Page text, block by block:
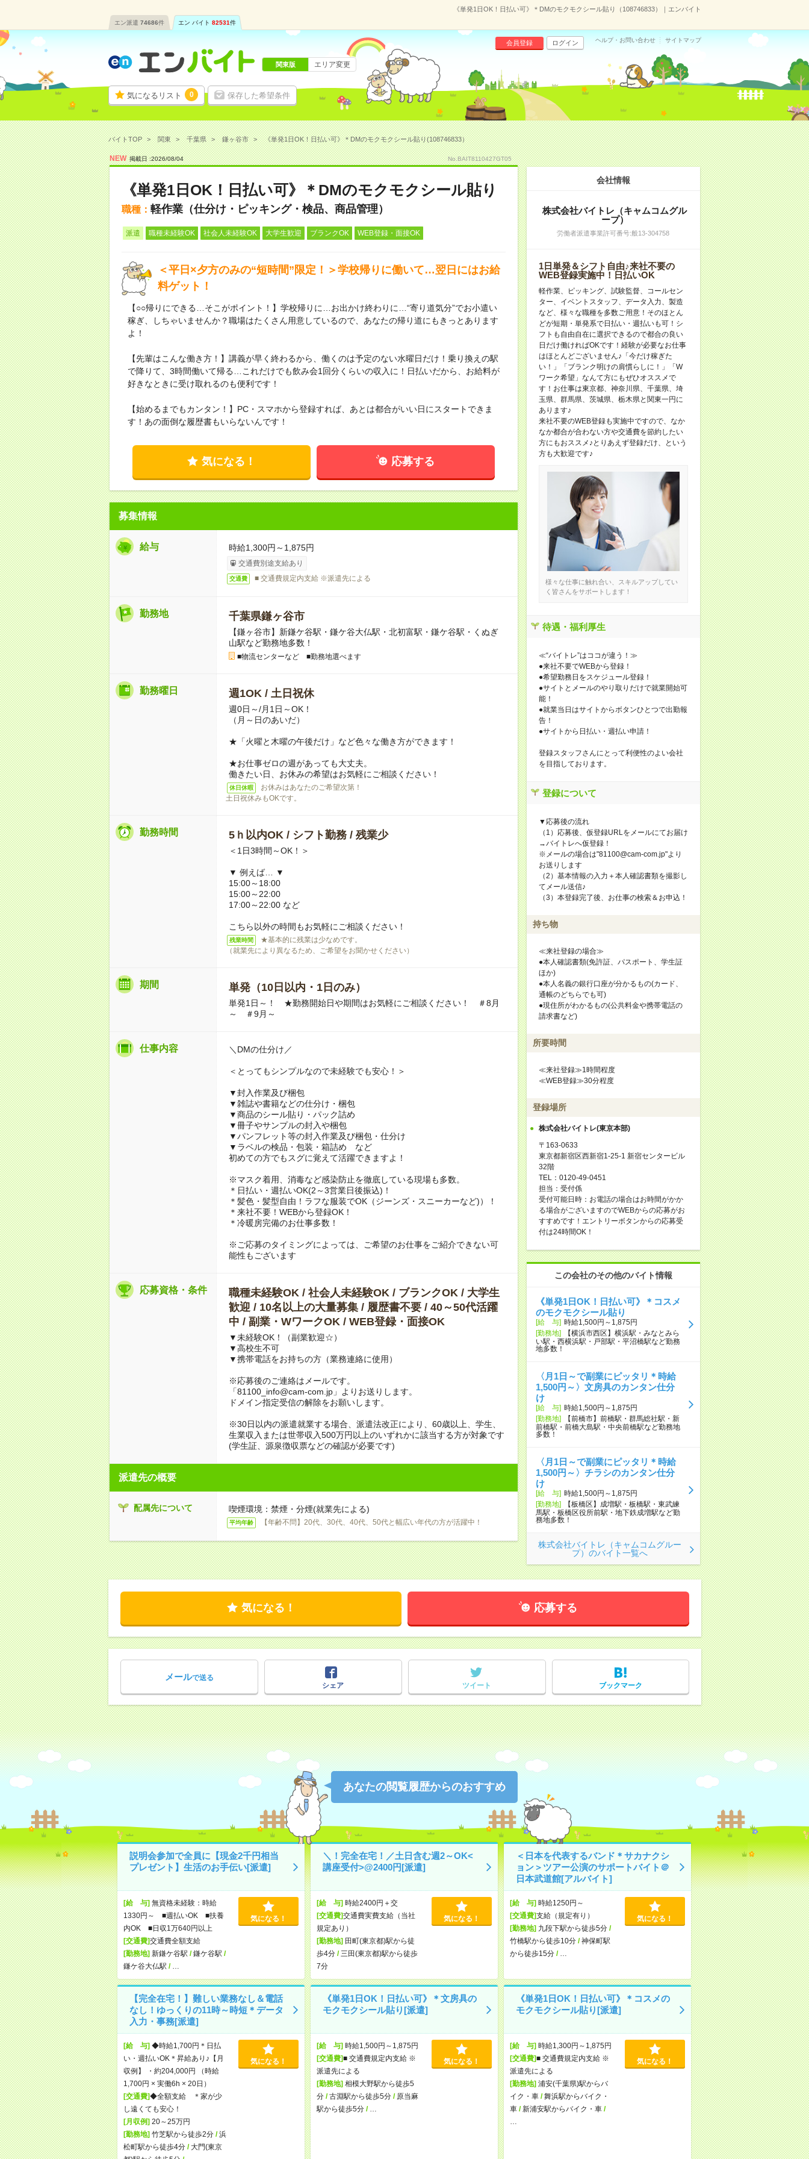
《単発1日OK！日払い可》＊DMのモクモクシール貼り（108746833）｜エンバイト
エン派遣 74686件 エン バイト 82531件
気になるリスト 0 保存した希望条件
会員登録 ログイン ヘルプ・お問い合わせ サイトマップ
関東版 エリア変更
バイトTOP 関東 千葉県 鎌ヶ谷市 《単発1日OK！日払い可》＊DMのモクモクシール貼り(108746833）
NEW 掲載日 :2026/08/04 No.BAIT8110427GT05
《単発1日OK！日払い可》＊DMのモクモクシール貼り
職種： 軽作業（仕分け・ピッキング・検品、商品管理）
派遣 職種未経験OK 社会人未経験OK 大学生歓迎 ブランクOK WEB登録・面接OK
＜平日×夕方のみの“短時間”限定！＞学校帰りに働いて…翌日にはお給
料ゲット！
【○○帰りにできる…そこがポイント！】学校帰りに…お出かけ終わりに…“寄り道気分”でお小遣い
稼ぎ、しちゃいませんか？職場はたくさん用意しているので、あなたの帰り道にもきっとあります
よ！
【先輩はこんな働き方！】講義が早く終わるから、働くのは予定のない水曜日だけ！乗り換えの駅
で降りて、3時間働いて帰る…これだけでも飲み会1回分くらいの収入に！日払いだから、お給料が
好きなときに受け取れるのも便利です！
【始めるまでもカンタン！】PC・スマホから登録すれば、あとは都合がいい日にスタートできま
す！あの面倒な履歴書もいらないんです！
気になる！ 応募する
募集情報
給与 時給1,300円～1,875円
交通費別途支給あり
交通費 ■ 交通費規定内支給 ※派遣先による
勤務地 千葉県鎌ヶ谷市
【鎌ヶ谷市】新鎌ケ谷駅・鎌ケ谷大仏駅・北初富駅・鎌ケ谷駅・くぬぎ
山駅など勤務地多数！
■物流センターなど ■勤務地選べます
勤務曜日 週1OK / 土日祝休
週0日～/月1日～OK！
（月～日のあいだ）
★「火曜と木曜の午後だけ」など色々な働き方ができます！
★お仕事ゼロの週があっても大丈夫。
働きたい日、お休みの希望はお気軽にご相談ください！
休日休暇
お休みはあなたのご希望次第！
土日祝休みもOKです。
勤務時間 5ｈ以内OK / シフト勤務 / 残業少
＜1日3時間～OK！＞
▼ 例えば… ▼
15:00～18:00
15:00～22:00
17:00～22:00 など
こちら以外の時間もお気軽にご相談ください！
残業時間
★基本的に残業は少なめです。
（就業先により異なるため、ご希望をお聞かせください）
期間 単発（10日以内・1日のみ）
単発1日～！ ★勤務開始日や期間はお気軽にご相談ください！ ＃8月
～ ＃9月～
仕事内容 ＼DMの仕分け／
＜とってもシンプルなので未経験でも安心！＞
▼封入作業及び梱包
▼雑誌や書籍などの仕分け・梱包
▼商品のシール貼り・パック詰め
▼冊子やサンプルの封入や梱包
▼パンフレット等の封入作業及び梱包・仕分け
▼ラベルの検品・包装・箱詰め など
初めての方でもスグに覚えて活躍できますよ！
※マスク着用、消毒など感染防止を徹底している現場も多数。
＊日払い・週払いOK(2～3営業日後振込)！
＊髪色・髪型自由！ラフな服装でOK（ジーンズ・スニーカーなど)）！
＊来社不要！WEBから登録OK！
＊冷暖房完備のお仕事多数！
※ご応募のタイミングによっては、ご希望のお仕事をご紹介できない可
能性もございます
応募資格・条件
職種未経験OK / 社会人未経験OK / ブランクOK / 大学生
歓迎 / 10名以上の大量募集 / 履歴書不要 / 40～50代活躍
中 / 副業・WワークOK / WEB登録・面接OK
▼未経験OK！（副業歓迎☆）
▼高校生不可
▼携帯電話をお持ちの方（業務連絡に使用）
※応募後のご連絡はメールです。
「81100_info@cam-com.jp」よりお送りします。
ドメイン指定受信の解除をお願いします。
※30日以内の派遣就業する場合、派遣法改正により、60歳以上、学生、
生業収入または世帯収入500万円以上のいずれかに該当する方が対象です
(学生証、源泉徴収票などの確認が必要です)
派遣先の概要
配属先について 喫煙環境：禁煙・分煙(就業先による)
平均年齢 【年齢不問】20代、30代、40代、50代と幅広い年代の方が活躍中！
会社情報
株式会社バイトレ（キャムコムグル
ープ）
労働者派遣事業許可番号:般13-304758
1日単発＆シフト自由♪来社不要の
WEB登録実施中！日払いOK
軽作業、ピッキング、試験監督、コールセン
ター、イベントスタッフ、データ入力、製造
など、様々な職種を多数ご用意！そのほとん
どが短期・単発系で日払い・週払いも可！シ
フトも自由自在に選択できるので都合の良い
日だけ働ければOKです！経験が必要なお仕事
はほとんどございません♪「今だけ稼ぎた
い！」「ブランク明けの肩慣らしに！」「W
ワーク希望」なんて方にもぜひオススメで
す！お仕事は東京都、神奈川県、千葉県、埼
玉県、群馬県、茨城県、栃木県と関東一円に
あります♪
来社不要のWEB登録も実施中ですので、なか
なか都合が合わない方や交通費を節約したい
方にもおススメ♪とりあえず登録だけ、という
方も大歓迎です♪
様々な仕事に触れ合い、スキルアップしてい
く皆さんをサポートします！
待遇・福利厚生
≪“バイトレ”はココが違う！≫
●来社不要でWEBから登録！
●希望勤務日をスケジュール登録！
●サイトとメールのやり取りだけで就業開始可
能！
●就業当日はサイトからボタンひとつで出勤報
告！
●サイトから日払い・週払い申請！
登録スタッフさんにとって利便性のよい会社
を目指しております。
登録について
▼応募後の流れ
（1）応募後、仮登録URLをメールにてお届け
→バイトレへ仮登録！
※メールの場合は"81100@cam-com.jp"より
お送りします
（2）基本情報の入力＋本人確認書類を撮影し
てメール送信♪
（3）本登録完了後、お仕事の検索＆お申込！
持ち物
≪来社登録の場合≫
●本人確認書類(免許証、パスポート、学生証
ほか)
●本人名義の銀行口座が分かるもの(カード、
通帳のどちらでも可)
●現住所がわかるもの(公共料金や携帯電話の
請求書など)
所要時間
≪来社登録≫1時間程度
≪WEB登録≫30分程度
登録場所
株式会社バイトレ(東京本部)
〒163-0633
東京都新宿区西新宿1-25-1 新宿センタービル
32階
TEL：0120-49-0451
担当：受付係
受付可能日時：お電話の場合はお時間がかか
る場合がございますのでWEBからの応募がお
すすめです！エントリーボタンからの応募受
付は24時間OK！
この会社のその他のバイト情報
《単発1日OK！日払い可》＊コスメ
のモクモクシール貼り
[給 与] 時給1,500円～1,875円
[勤務地]
【横浜市西区】横浜駅・みなとみら
い駅・西横浜駅・戸部駅・平沼橋駅など勤務
地多数！
〈月1日～で副業にピッタリ＊時給
1,500円～〉文房具のカンタン仕分
け
[給 与] 時給1,500円～1,875円
[勤務地]
【前橋市】前橋駅・群馬総社駅・新
前橋駅・前橋大島駅・中央前橋駅など勤務地
多数！
〈月1日～で副業にピッタリ＊時給
1,500円～〉チラシのカンタン仕分
け
[給 与] 時給1,500円～1,875円
[勤務地]
【板橋区】成増駅・板橋駅・東武練
馬駅・板橋区役所前駅・地下鉄成増駅など勤
務地多数！
株式会社バイトレ（キャムコムグルー
プ）のバイト一覧へ
気になる！ 応募する
メールで送る
シェア
ツイート ブックマーク
あなたの閲覧履歴からのおすすめ
説明会参加で全員に【現金2千円相当
プレゼント】生活のお手伝い[派遣]
[給 与]無資格未経験：時給
1330円～ ■週払いOK ■扶養
内OK ■日収1万640円以上
[交通費]交通費全額支給
[勤務地]新鎌ケ谷駅 /鎌ケ谷駅 /
鎌ケ谷大仏駅 /
気になる！
＼！完全在宅！／土日含む週2～OK<
講座受付>@2400円[派遣]
[給 与]時給2400円＋交
[交通費]交通費実費支給（当社
規定あり）
[勤務地]田町(東京都)駅から徒
歩4分/ 三田(東京都)駅から徒歩
7分
気になる！
＜日本を代表するバンド＊サカナクシ
ョン＞ツアー公演のサポートバイト＠
日本武道館[アルバイト]
[給 与]時給1250円～
[交通費]支給（規定有り）
[勤務地]九段下駅から徒歩5分/
竹橋駅から徒歩10分/神保町駅
から徒歩15分/
気になる！
【完全在宅！】難しい業務なし＆電話
なし！ゆっくりの11時～時短＊データ
入力・事務[派遣]
[給 与]◆時給1,700円＊日払
い・週払いOK＊昇給あり♪【月
収例】 ・約204,000円 （時給
1,700円 × 実働6h × 20日）
[交通費]◆全額支給 ＊家が少
し遠くても安心！
[月収例]20～25万円
[勤務地]竹芝駅から徒歩2分/浜
松町駅から徒歩4分/ 大門(東京
気になる！
《単発1日OK！日払い可》＊文房具の
モクモクシール貼り[派遣]
[給 与]時給1,500円～1,875円
[交通費]■ 交通費規定内支給 ※
派遣先による
[勤務地]相模大野駅から徒歩5
分/古淵駅から徒歩5分/ 原当麻
駅から徒歩5分/
気になる！
《単発1日OK！日払い可》＊コスメの
モクモクシール貼り[派遣]
[給 与]時給1,300円～1,875円
[交通費]■ 交通費規定内支給 ※
派遣先による
[勤務地]浦安(千葉県)駅からバ
イク・車/舞浜駅からバイク・
車/新浦安駅からバイク・車/
気になる！